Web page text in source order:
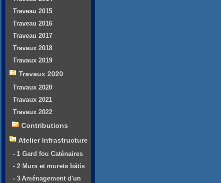
Traveau 2015
Traveau 2016
Traveau 2017
Travaux 2018
Travaux 2019
Travaux 2020
Travaux 2020
Travaux 2021
Travaux 2022
Contributions
Atelier Infrastructure
- 1 Gard fou Caténaires
- 2 Murs et murets bâtis
- 3 Aménagement d'un